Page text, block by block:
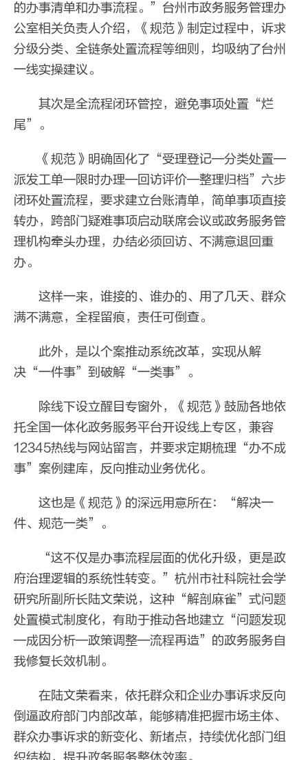
的办事清单和办事流程。”台州市政务服务管理办
公室相关负责人介绍，《规范》制定过程中，诉求
分级分类、全链条处置流程等细则，均吸纳了台州
一线实操建议。
其次是全流程闭环管控，避免事项处置“烂
尾”。
《规范》明确固化了“受理登记—分类处置—
派发工单—限时办理—回访评价—整理归档”六步
闭环处置流程，要求建立台账清单，简单事项直接
转办，跨部门疑难事项启动联席会议或政务服务管
理机构牵头办理，办结必须回访、不满意退回重
办。
这样一来，谁接的、谁办的、用了几天、群众
满不满意，全程留痕，责任可倒查。
此外，是以个案推动系统改革，实现从解
决“一件事”到破解“一类事”。
除线下设立醒目专窗外，《规范》鼓励各地依
托全国一体化政务服务平台开设线上专区，兼容
12345热线与网站留言，并要求定期梳理“办不成
事”案例建库，反向推动业务优化。
这也是《规范》的深远用意所在：“解决一
件、规范一类”。
“这不仅是办事流程层面的优化升级，更是政
府治理逻辑的系统性转变。”杭州市社科院社会学
研究所副所长陆文荣说，这种“解剖麻雀”式问题
处置模式制度化，有助于推动各地建立“问题发现
—成因分析—政策调整—流程再造”的政务服务自
我修复长效机制。
在陆文荣看来，依托群众和企业办事诉求反向
倒逼政府部门内部改革，能够精准把握市场主体、
群众办事诉求的新变化、新堵点，持续优化部门组